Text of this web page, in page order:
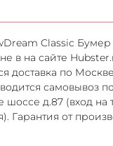
Classic
в на сайте
доставка по
самовывоз
шоссе д.87 (вход на
Гарантия от